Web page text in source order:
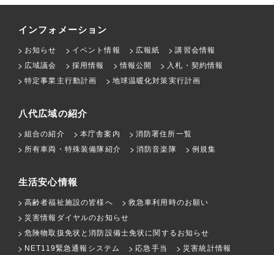
インフォメーション
お知らせ イベント情報 広報紙
講習会情報
広域議会
採用情報 情報公開
入札・契約情報
特定事業主行動計画
地球温暖化対策実行計画
八代広域の紹介
組合の紹介 本庁舎案内
消防署住所一覧
所有車両・特殊装備隊紹介
消防音楽隊 例規集
生活安心情報
高齢者福祉施設の皆様へ
救急車利用時のお願い
災害情報ダイヤルのお知らせ
危険物取扱免状と消防設備士免状に関するお知らせ
NET119緊急通報システム
応急手当
災害統計情報